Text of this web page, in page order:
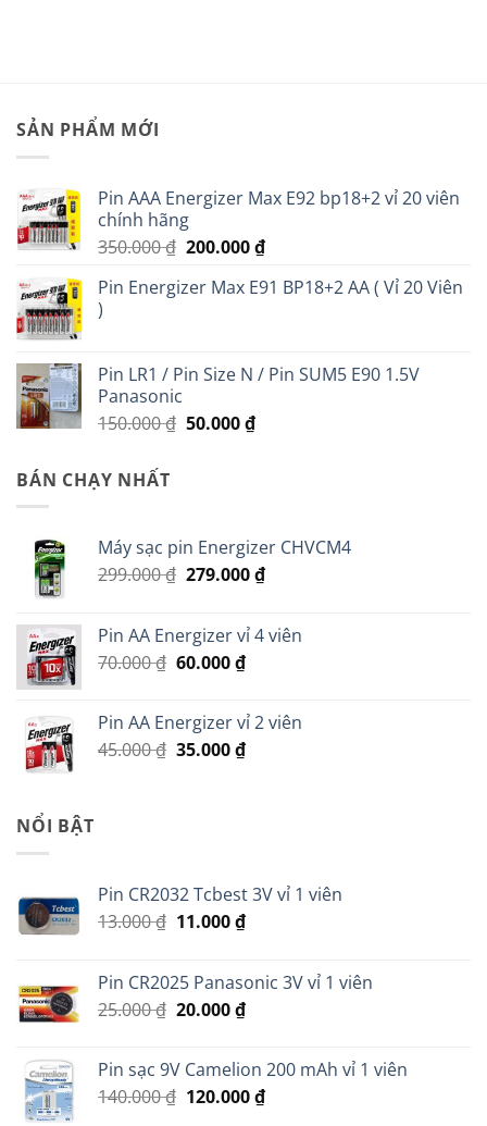
SẢN PHẨM MỚI
Pin AAA Energizer Max E92 bp18+2 vỉ 20 viên
chính hãng
350.000₫ Giá
là:
200.000₫Giá
tại
Pin Energizer Max E91 BP18+2 AA ( Vỉ 20 Viên
)
Pin LR1 / Pin Size N / Pin SUM5 E90 1.5V
Panasonic
150.000₫ Giá
50.000₫Giá
BÁN CHẠY NHẤT
Máy sạc pin Energizer CHVCM4
299.000₫ Giá
299.000 ₫.
279.000₫Giá
là:
Pin AA Energizer vỉ 4 viên
70.000₫ Giá
70.000 ₫.
60.000₫Giá
là:
60.000 ₫.
Pin AA Energizer vỉ 2 viên
45.000₫ Giá
35.000₫Giá
NỔI BẬT
Pin CR2032 Tcbest 3V vỉ 1 viên
13.000₫ Giá
13.000 ₫.
11.000₫Giá
là:
11.000 ₫.
Pin CR2025 Panasonic 3V vỉ 1 viên
25.000₫ Giá
25.000 ₫.
20.000₫Giá
là:
20.000 ₫.
Pin sạc 9V Camelion 200 mAh vỉ 1 viên
140.000₫ Giá
120.000₫Giá